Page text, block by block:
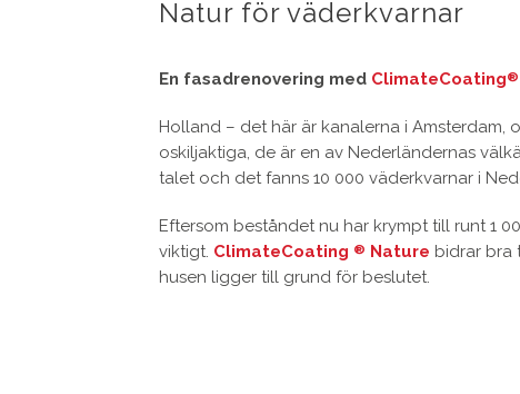
Natur för väderkvarnar
En fasadrenovering med ClimateCoating®
Holland – det här är kanalerna i Amsterdam,
oskiljaktiga, de är en av Nederländernas
talet och det fanns 10 000 väderkvarnar i
Eftersom beståndet nu har krympt till runt 1
viktigt. ClimateCoating ® Nature bidrar bra
husen ligger till grund för beslutet.